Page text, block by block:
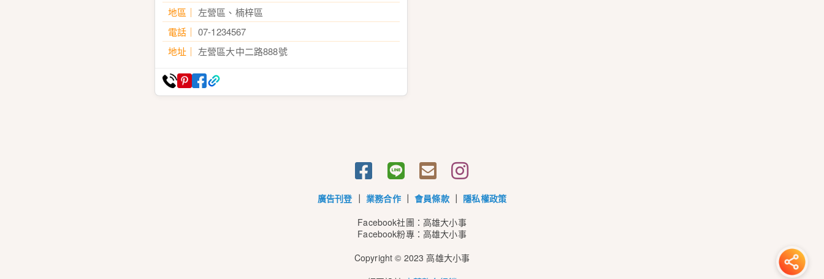
地區
左營區、楠梓區
電話
07-1234567
地址
左營區大中二路888號
廣告刊登｜業務合作｜會員條款｜ 隱私權政策
Facebook社團：高雄大小事
Facebook粉專：高雄大小事
Copyright © 2023 高雄大小事